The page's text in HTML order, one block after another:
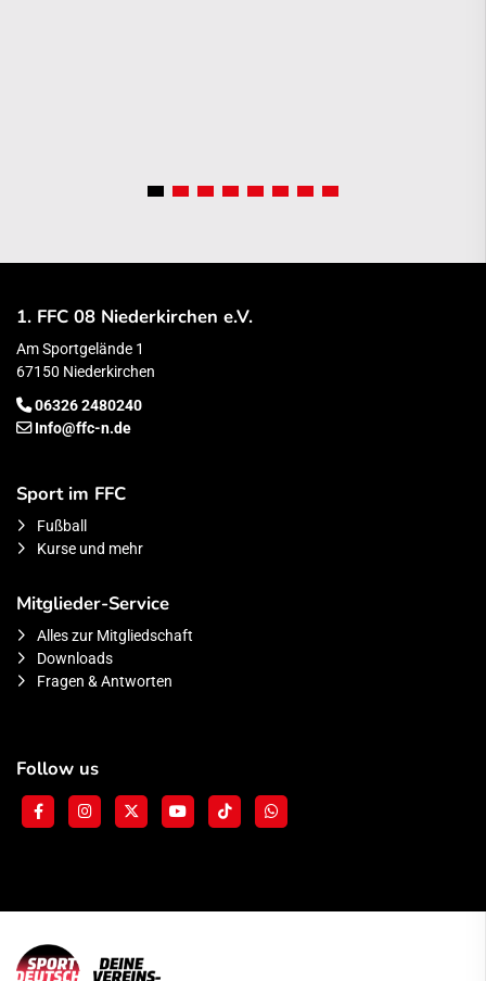
1. FFC 08 Niederkirchen e.V.
Am Sportgelände 1
67150 Niederkirchen
06326 2480240
Info@ffc-n.de
Sport im FFC
Fußball
Kurse und mehr
Mitglieder-Service
Alles zur Mitgliedschaft
Downloads
Fragen & Antworten
Follow us